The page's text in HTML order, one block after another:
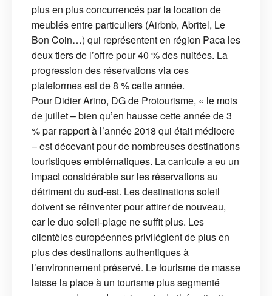
plus en plus concurrencés par la location de
meublés entre particuliers (Airbnb, Abritel, Le
Bon Coin…) qui représentent en région Paca les
deux tiers de l’offre pour 40 % des nuitées. La
progression des réservations via ces
plateformes est de 8 % cette année.
Pour Didier Arino, DG de Protourisme, « le mois
de juillet – bien qu’en hausse cette année de 3
% par rapport à l’année 2018 qui était médiocre
– est décevant pour de nombreuses destinations
touristiques emblématiques. La canicule a eu un
impact considérable sur les réservations au
détriment du sud-est. Les destinations soleil
doivent se réinventer pour attirer de nouveau,
car le duo soleil-plage ne suffit plus. Les
clientèles européennes privilégient de plus en
plus des destinations authentiques à
l’environnement préservé. Le tourisme de masse
laisse la place à un tourisme plus segmenté